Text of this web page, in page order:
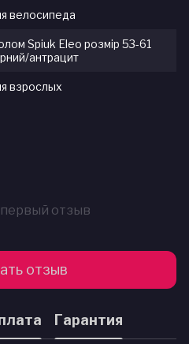
велосипеда
Spiuk Eleo розмір 53-61
антрацит
взрослых
отзыв
отзыв
Гарантия